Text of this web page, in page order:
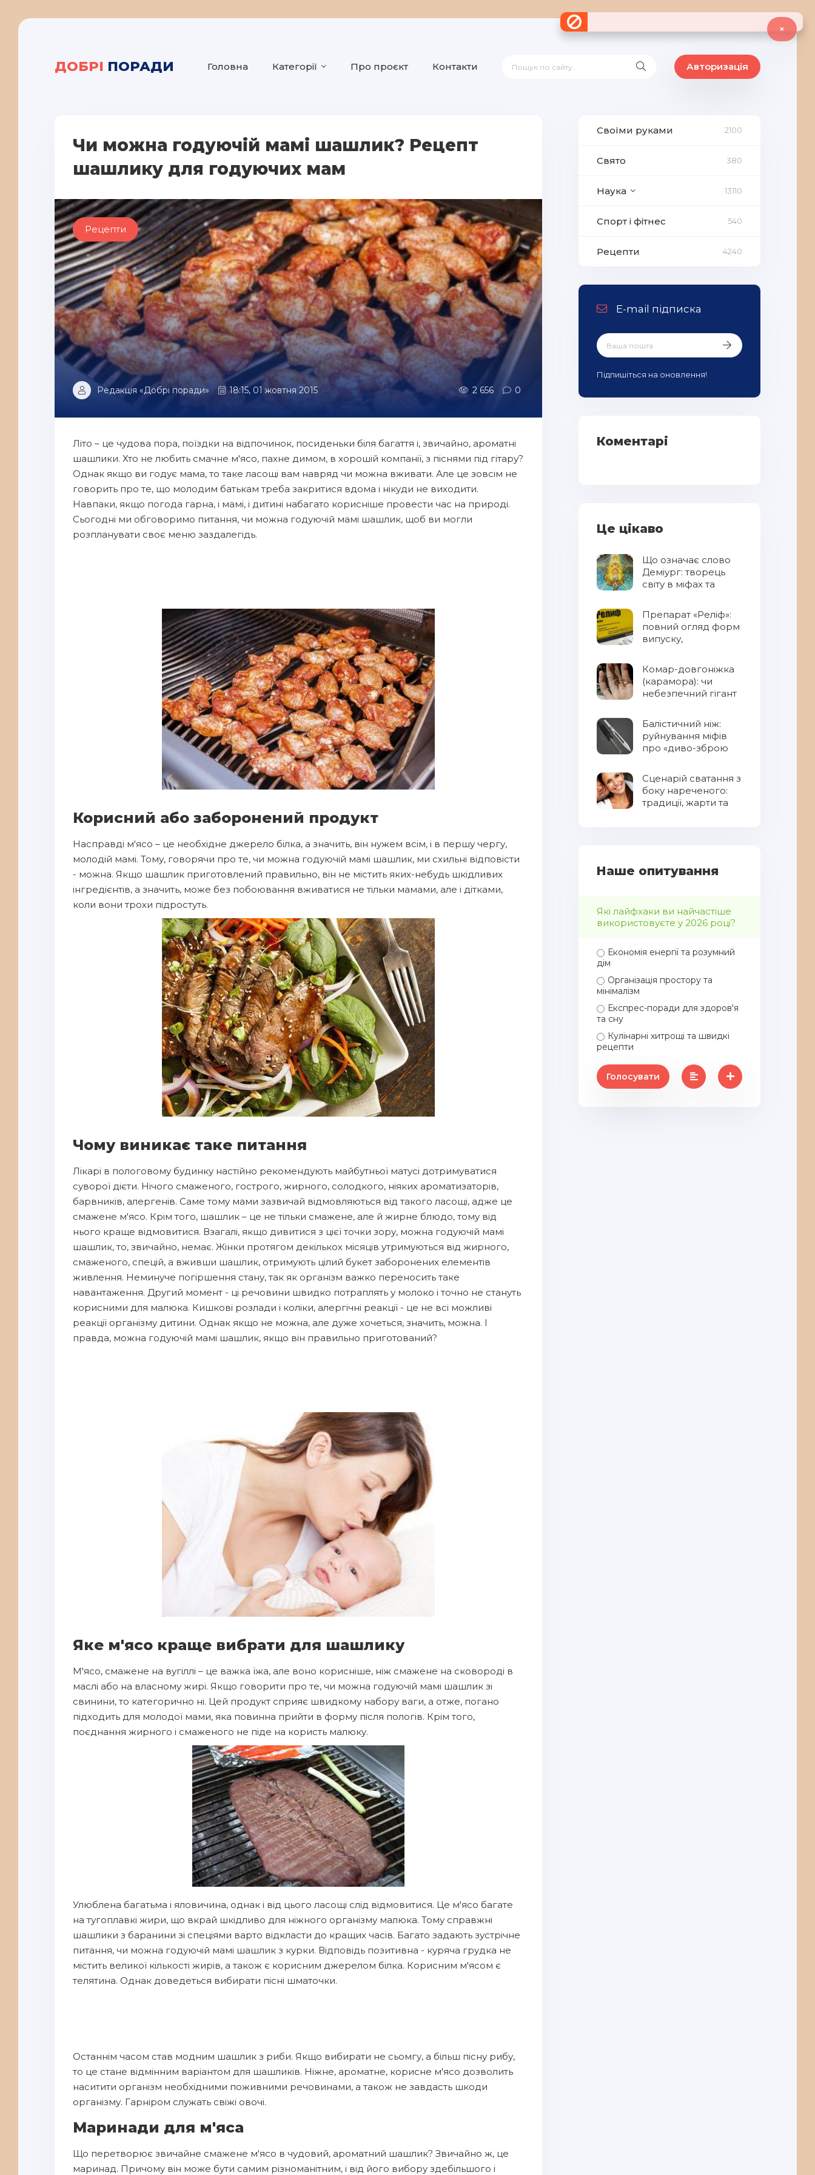
ДОБРІ ПОРАДИ Головна Категорії Про проєкт Контакти Авторизація
Чи можна годуючій мамі шашлик? Рецепт
шашлику для годуючих мам
Рецепти
Редакція «Добрі поради» 18:15, 01 жовтня 2015 2 656 0
Літо – це чудова пора, поїздки на відпочинок, посиденьки біля багаття і, звичайно, ароматні
шашлики. Хто не любить смачне м'ясо, пахне димом, в хорошій компанії, з піснями під гітару?
Однак якщо ви годує мама, то таке ласощі вам навряд чи можна вживати. Але це зовсім не
говорить про те, що молодим батькам треба закритися вдома і нікуди не виходити.
Навпаки, якщо погода гарна, і мамі, і дитині набагато корисніше провести час на природі.
Сьогодні ми обговоримо питання, чи можна годуючій мамі шашлик, щоб ви могли
розпланувати своє меню заздалегідь.
Корисний або заборонений продукт
Насправді м'ясо – це необхідне джерело білка, а значить, він нужем всім, і в першу чергу,
молодій мамі. Тому, говорячи про те, чи можна годуючій мамі шашлик, ми схильні відповісти
- можна. Якщо шашлик приготовлений правильно, він не містить яких-небудь шкідливих
інгредієнтів, а значить, може без побоювання вживатися не тільки мамами, але і дітками,
коли вони трохи підростуть.
Чому виникає таке питання
Лікарі в пологовому будинку настійно рекомендують майбутньої матусі дотримуватися
суворої дієти. Нічого смаженого, гострого, жирного, солодкого, ніяких ароматизаторів,
барвників, алергенів. Саме тому мами зазвичай відмовляються від такого ласощі, адже це
смажене м'ясо. Крім того, шашлик – це не тільки смажене, але й жирне блюдо, тому від
нього краще відмовитися. Взагалі, якщо дивитися з цієї точки зору, можна годуючій мамі
шашлик, то, звичайно, немає. Жінки протягом декількох місяців утримуються від жирного,
смаженого, спецій, а вживши шашлик, отримують цілий букет заборонених елементів
живлення. Неминуче погіршення стану, так як організм важко переносить таке
навантаження. Другий момент - ці речовини швидко потраплять у молоко і точно не стануть
корисними для малюка. Кишкові розлади і коліки, алергічні реакції - це не всі можливі
реакції організму дитини. Однак якщо не можна, але дуже хочеться, значить, можна. І
правда, можна годуючій мамі шашлик, якщо він правильно приготований?
Яке м'ясо краще вибрати для шашлику
М'ясо, смажене на вугіллі – це важка їжа, але воно корисніше, ніж смажене на сковороді в
маслі або на власному жирі. Якщо говорити про те, чи можна годуючій мамі шашлик зі
свинини, то категорично ні. Цей продукт сприяє швидкому набору ваги, а отже, погано
підходить для молодої мами, яка повинна прийти в форму після пологів. Крім того,
поєднання жирного і смаженого не піде на користь малюку.
Улюблена багатьма і яловичина, однак і від цього ласощі слід відмовитися. Це м'ясо багате
на тугоплавкі жири, що вкрай шкідливо для ніжного організму малюка. Тому справжні
шашлики з баранини зі спеціями варто відкласти до кращих часів. Багато задають зустрічне
питання, чи можна годуючій мамі шашлик з курки. Відповідь позитивна - куряча грудка не
містить великої кількості жирів, а також є корисним джерелом білка. Корисним м'ясом є
телятина. Однак доведеться вибирати пісні шматочки.
Останнім часом став модним шашлик з риби. Якщо вибирати не сьомгу, а більш пісну рибу,
то це стане відмінним варіантом для шашликів. Ніжне, ароматне, корисне м'ясо дозволить
наситити організм необхідними поживними речовинами, а також не завдасть шкоди
організму. Гарніром служать свіжі овочі.
Маринади для м'яса
Що перетворює звичайне смажене м'ясо в чудовий, ароматний шашлик? Звичайно ж, це
маринад. Причому він може бути самим різноманітним, і від його вибору здебільшого і
Своїми руками 2100
Свято 380
Наука 13110
Спорт і фітнес 540
Рецепти 4240
E-mail підписка
Підпишіться на оновлення!
Коментарі
Це цікаво
Що означає слово
Деміург: творець
світу в міфах та
Препарат «Реліф»:
повний огляд форм
випуску,
правил
застосування
Комар-довгоніжка
(карамора): чи
небезпечний гігант
Балістичний ніж:
руйнування міфів
про «диво-зброю
Сценарій сватання з
боку нареченого:
традиції, жарти та
Наше опитування
Які лайфхаки ви найчастіше
використовуєте у 2026 році?
Економія енергії та розумний
дім
Організація простору та
мінімалізм
Експрес-поради для здоров'я
та сну
Кулінарні хитрощі та швидкі
рецепти
Голосувати
×